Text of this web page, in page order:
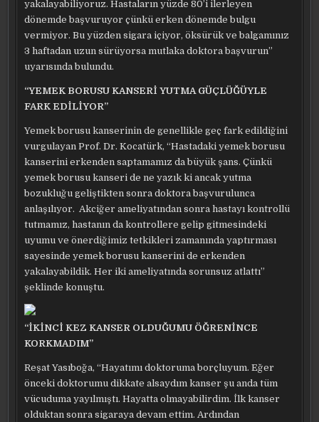
yakalayabiliyoruz. Hastaların yüzde 80’i ilerleyen
dönemde başvuruyor çünkü erken dönemde bulgu
vermiyor. Bu yüzden sigara içiyor, öksürük ve balgamınız
3 haftadan uzun sürüyorsa mutlaka doktora başvurun”
uyarısında bulundu.
“YEMEK BORUSU KANSERİ YUTMA GÜÇLÜĞÜYLE
FARK EDİLİYOR”
Yemek borusu kanserinin de genellikle geç fark edildiğini
vurgulayan Prof. Dr. Kocatürk, “Hastadaki yemek borusu
kanserini erkenden saptamamız da büyük şans. Çünkü
yemek borusu kanseri de ne yazık ki ancak yutma
bozukluğu geliştikten sonra doktora başvurulunca
anlaşılıyor. Akciğer ameliyatından sonra hastayı kontrollü
tutmamız, hastanın da kontrollere gelip gitmesindeki
uyumu ve önerdiğimiz tetkikleri zamanında yaptırması
sayesinde yemek borusu kanserini de erkenden
yakalayabildik. Her iki ameliyatında sorunsuz atlattı”
şeklinde konuştu.
“İKİNCİ KEZ KANSER OLDUĞUMU ÖĞRENİNCE
KORKMADIM”
Reşat Yasıboğa, “Hayatımı doktoruma borçluyum. Eğer
önceki doktorumu dikkate alsaydım kanser şu anda tüm
vücuduma yayılmıştı. Hayatta olmayabilirdim. İlk kanser
olduktan sonra sigaraya devam ettim. Ardından